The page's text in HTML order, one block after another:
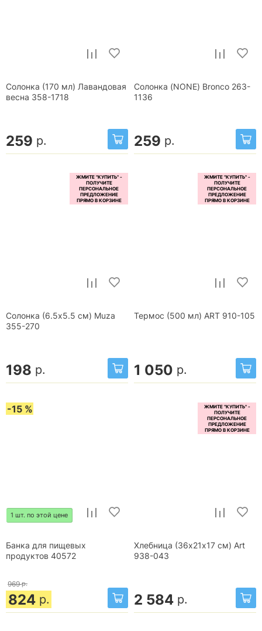
Солонка (170 мл) Лавандовая
весна 358-1718
259 р.
Солонка (NONE) Bronco 263-
1136
259 р.
Солонка (6.5х5.5 см) Muza
355-270
198 р.
Термос (500 мл) ART 910-105
1 050 р.
-15 %
1 шт. по этой цене
Банка для пищевых
продуктов 40572
969 р.
824 р.
Хлебница (36х21х17 см) Art
938-043
2 584 р.